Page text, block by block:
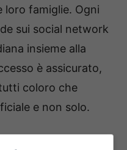
loro famiglie. Ogni
sui social network
insieme alla
è assicurato,
coloro che
e non solo.